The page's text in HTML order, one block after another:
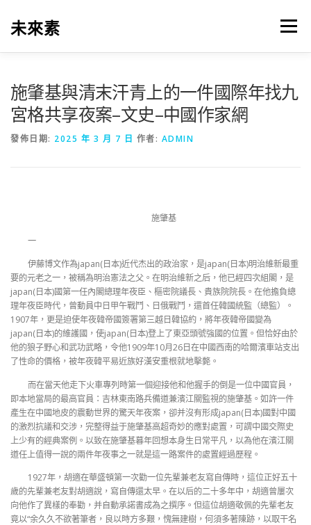
未來素 選單
施肇基與清末汗青上的一件國際年找九
宮格共享夜案–文史–中國作家網
發佈日期: 2025 年 3 月 7 日 作者: ADMIN
施肇基
一
伊藤博文作為japan(日本)近代杰出的政治家，是japan(日本)明治維新最重
要的元老之一，被稱為明治憲法之父。在明治維新之后，他已經四次組閣，是
japan(日本)國第一任內閣總理年夜臣、樞密院議長、貴族院院長。在他擔負總
理年夜臣時代，曾動員中日甲午戰鬥、日俄戰鬥，還首任韓國統監（總監）。
1907年，更是迫使年夜韓帝國簽署第三越日韓協約，將年夜韓帝國變為
japan(日本)的維護國，使japan(日本)登上了東亞頭號強國的位置。但恰好由於
他的狼子野心和武功武略，令他1909年10月26日在中國西南的哈爾濱車站支出
了性命的價格，被年夜韓平易近族好漢安重根就地擊斃。
而在當天他走下火車專列時第一個迎接他和他握手的倒是一位中國官員，
即本地當局的最高官員：吉林東南路兵備道兼濱江關監視的施肇基。如許一件
產生在中國地皮的震動世界的驚天年夜案，卻并沒有形成japan(日本)國對中國
的激烈抗議和交涉，完整得益于施肇基高超奇妙的應對處置，可謂中國交際史
上少有的經典案例。以致在施肇基暮年回想本身生日常平凡，以為他在濱江關
道任上值得一說的兩件年夜事之一就是這一路案件的處置經過歷程。
1927年，胡適在華盛頓第一次勸一位先輩兼老友寫自傳時，這位正好五十
歲的先輩兼老友對胡適說，寫自傳還太早。在以后的二十多年中，胡適曾屢次
向他作了異樣的奉勸，并自動承諾書成為之撰序。但這位胡適敬佩的先輩老友
竟以“余久久不欲著筆者，良以時方多艱，愧無建樹，何須多著陳跡，以取干名